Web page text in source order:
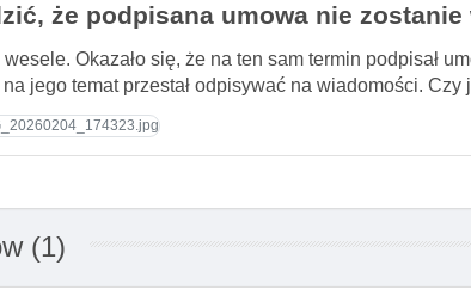
że podpisana umowa nie zostanie
Okazało się, że na ten sam termin podpisał
jego temat przestał odpisywać na wiadomości.
(1)